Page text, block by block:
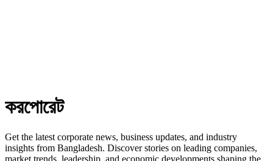
করপোরেট
Get the latest corporate news, business updates, and industry
insights from Bangladesh. Discover stories on leading companies,
market trends, leadership, and economic developments shaping the